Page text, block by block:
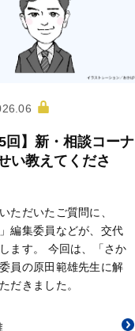
回】新・相談コーナ
い教えてくださ
ただいたご質問に、
」編集委員などが、交代
ます。 今回は、「さか
員の原田範雄先生に解
だきました。